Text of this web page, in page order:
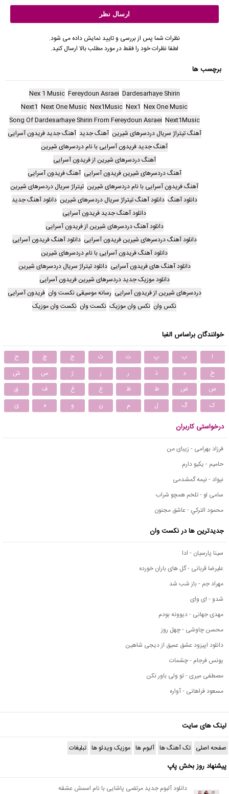
نظرات شما پس از بررسی و تایید نمایش داده می شود.
لطفا نظرات خود را فقط در مورد مطلب بالا ارسال کنید.
برچسب ها
Dardesarhaye Shirin
Fereydoun Asraei
Nex 1 Music
Nex One Music
Nex1
Nex1Music
Next One Music
Next1
Next1Music
Song Of Dardesarhaye Shirin From Fereydoun Asraei
آهنگ تیتراژ سریال دردسرهای شیرین آهنگ جدید آهنگ جدید فریدون آسرایی
آهنگ جدید فریدون آسرایی با نام دردسرهای شیرین
آهنگ دردسرهای شیرین از فریدون آسرایی
آهنگ دردسرهای شیرین فریدون آسرایی آهنگ فریدون آسرایی
آهنگ فریدون آسرایی با نام دردسرهای شیرین تیتراژ سریال دردسرهای شیرین
دانلود آهنگ دانلود آهنگ تیتراژ سریال دردسرهای شیرین دانلود آهنگ جدید
دانلود آهنگ جدید فریدون آسرایی
دانلود آهنگ دردسرهای شیرین از فریدون آسرایی
دانلود آهنگ دردسرهای شیرین فریدون آسرایی دانلود آهنگ فریدون آسرایی
دانلود آهنگ فریدون آسرایی با نام دردسرهای شیرین
دانلود آهنگ های فریدون آسرایی دانلود تیتراژ سریال دردسرهای شیرین
دانلود موزیک جدید دردسرهای شیرین فریدون آسرایی
دردسرهای شیرین از فریدون آسرایی رسانه موسیقی نکست وان فریدون آسرایی
نکس وان نکس وان موزیک نکست وان نکست وان موزیک
خوانندگان براساس الفبا
ا ب پ ت ث ج چ
ح
خ
د ذ ر ز ژ س
ش
ص
ض ط ظ ع غ ف
ق
ک
گ ل م ن و ه ی
درخواستی کاربران
فرزاد بهرامی - زیبای من
حامیم - یکیو دارم
نیواد - نیمه گمشدمی
سامی لو - تلخم همچو شراب
محمود التركي - عاشق مجنون
جدیدترین ها در نکست وان
سینا پارسیان - ادا
علیرضا قربانی - گل های باران خورده
مهراد جم - باز شب شد
شدو - ای وای
مهدی جهانی - دیوونه بودم
محسن چاوشی - چهل روز
دانلود اپیزود عشق عمیق از دیجی شاهین
یونس فرجام - چشمات
مصطفی میری - تو ولی باور نکن
مسعود فراهانی - آواره
لینک های سایت
صفحه اصلی تک آهنگ ها آلبوم ها موزیک ویدئو ها تبلیغات
پیشنهاد روز بخش پاپ
دانلود آلبوم جدید مرتضی پاشایی با نام اسمش عشقه